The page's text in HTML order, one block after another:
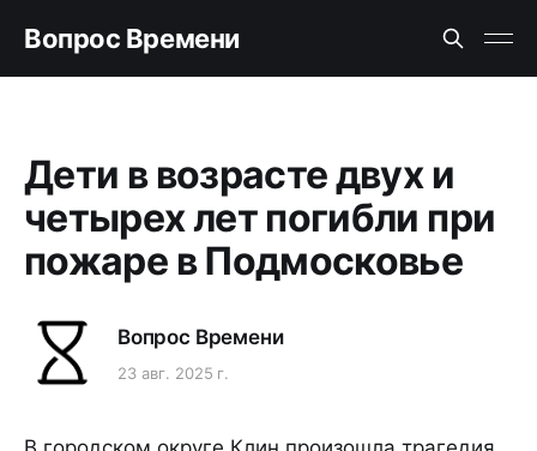
Вопрос Времени
Дети в возрасте двух и
четырех лет погибли при
пожаре в Подмосковье
Вопрос Времени
23 авг. 2025 г.